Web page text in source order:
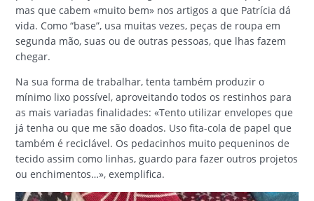
mas que cabem «muito bem» nos artigos a que Patrícia dá
vida. Como “base”, usa muitas vezes, peças de roupa em
segunda mão, suas ou de outras pessoas, que lhas fazem
chegar.
Na sua forma de trabalhar, tenta também produzir o
mínimo lixo possível, aproveitando todos os restinhos para
as mais variadas finalidades: «Tento utilizar envelopes que
já tenha ou que me são doados. Uso fita-cola de papel que
também é reciclável. Os pedacinhos muito pequeninos de
tecido assim como linhas, guardo para fazer outros projetos
ou enchimentos…», exemplifica.